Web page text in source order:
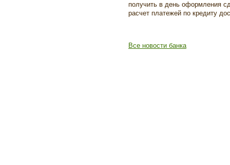
получить в день оформления
расчет платежей по кредиту
Все новости банка